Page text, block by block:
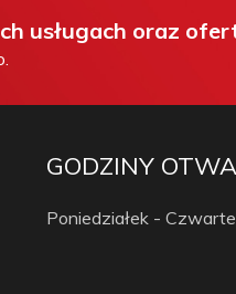
usługach oraz
GODZINY
Poniedziałek -